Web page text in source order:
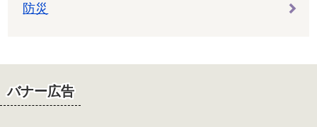
防災
バナー広告